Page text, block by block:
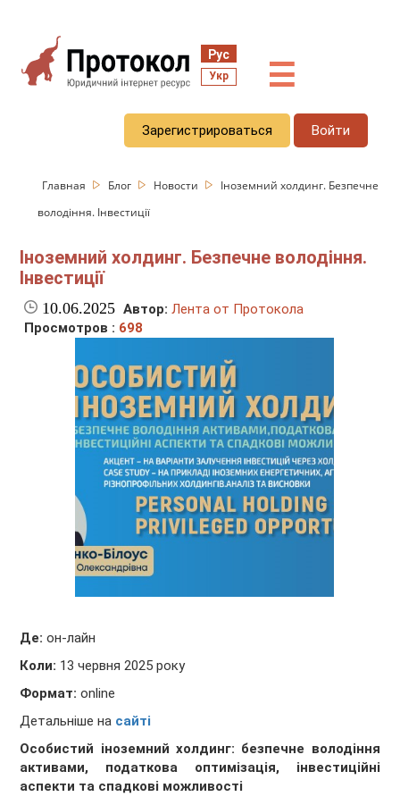
Рус
Укр ☰
Зарегистрироваться Войти
Главная Блог Новости
Іноземний холдинг. Безпечне
володіння. Інвестиції
Іноземний холдинг. Безпечне володіння.
Інвестиції
10.06.2025 Автор: Лента от Протокола
Просмотров : 698
Де: он-лайн
Коли: 13 червня 2025 року
Формат: online
Детальніше на сайті
Особистий іноземний холдинг: безпечне володіння
активами, податкова оптимізація, інвестиційні
аспекти та спадкові можливості